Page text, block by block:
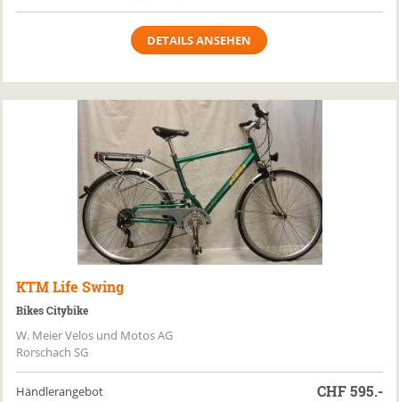
DETAILS ANSEHEN
KTM Life Swing
Bikes Citybike
W. Meier Velos und Motos AG
Rorschach SG
Händlerangebot CHF595.-